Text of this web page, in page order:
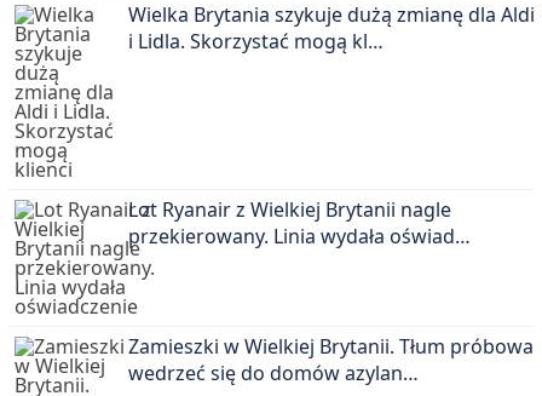
Wielka Brytania szykuje dużą zmianę dla Aldi
i Lidla. Skorzystać mogą kl…
Lot Ryanair z Wielkiej Brytanii nagle
przekierowany. Linia wydała oświad…
Zamieszki w Wielkiej Brytanii. Tłum próbował
wedrzeć się do domów azylan…